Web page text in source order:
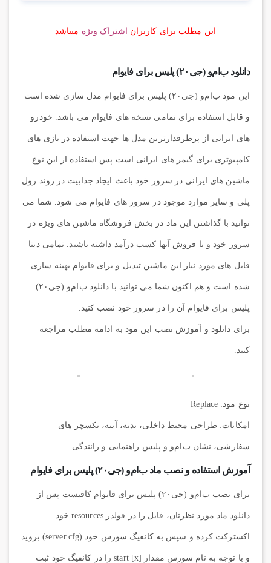
این مطلب برای کاربران اشتراک ویژه میباشد
دانلود ب‌ام‌و (جی۲۰) پلیس برای فایوام
این مود ب‌ام‌و (جی۲۰) پلیس برای فایوام مدل سازی شده است
و قابل استفاده برای تمامی نسخه های فایوام می باشد. خودرو
های ایرانی از پرطرفدارترین مدل ها جهت استفاده در بازی های
کامپیوتری برای گیمر های ایرانی است پس استفاده از این نوع
ماشین های ایرانی در سرور خود باعث ایجاد جذابیت در روند رول
پلی و سایر موارد موجود در سرور های فایوام می شود. شما می
توانید با گذاشتن این ماد در بخش فروشگاه ماشین های ویژه در
سرور خود و با فروش آنها کسب درآمد داشته باشید. تمامی دیتا
فایل های مورد نیاز این ماشین تبدیل و برای فایوام بهینه سازی
شده است و هم اکنون شما می توانید با دانلود ب‌ام‌و (جی۲۰)
پلیس برای فایوام آن را در سرور خود نصب کنید.
برای دانلود و آموزش نصب این مود به ادامه مطلب مراجعه
کنید.
نوع مود: Replace
امکانات: طراحی محیط داخلی، بدنه، آینه، تکسچر های
سفارشی، نشان ب‌ام‌و و پلیس راهنمایی و رانندگی
آموزش استفاده و نصب ماد ب‌ام‌و (جی۲۰) پلیس برای فایوام
برای نصب ب‌ام‌و (جی۲۰) پلیس برای فایوام کافیست پس از
دانلود ماد مورد نظرتان، فایل را در فولدر resources خود
اکسترکت کرده و سپس به کانفیگ سورس خود (server.cfg) بروید
و با توجه به نام سورس مقدار start [x] را در کانفیگ خود ثبت